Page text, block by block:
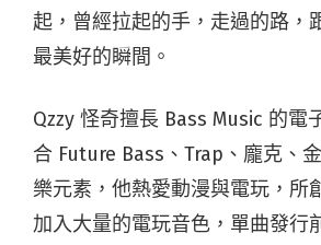
起，曾經拉起的手，走過的路，
最美好的瞬間。
Qzzy 怪奇擅長 Bass Music 的電
合 Future Bass、Trap、龐克、
樂元素，他熱愛動漫與電玩，所
加入大量的電玩音色，單曲發行